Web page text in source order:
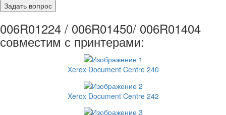
006R01224 / 006R01450/ 006R01404
совместим с принтерами:
Xerox Document Centre 240
Xerox Document Centre 242